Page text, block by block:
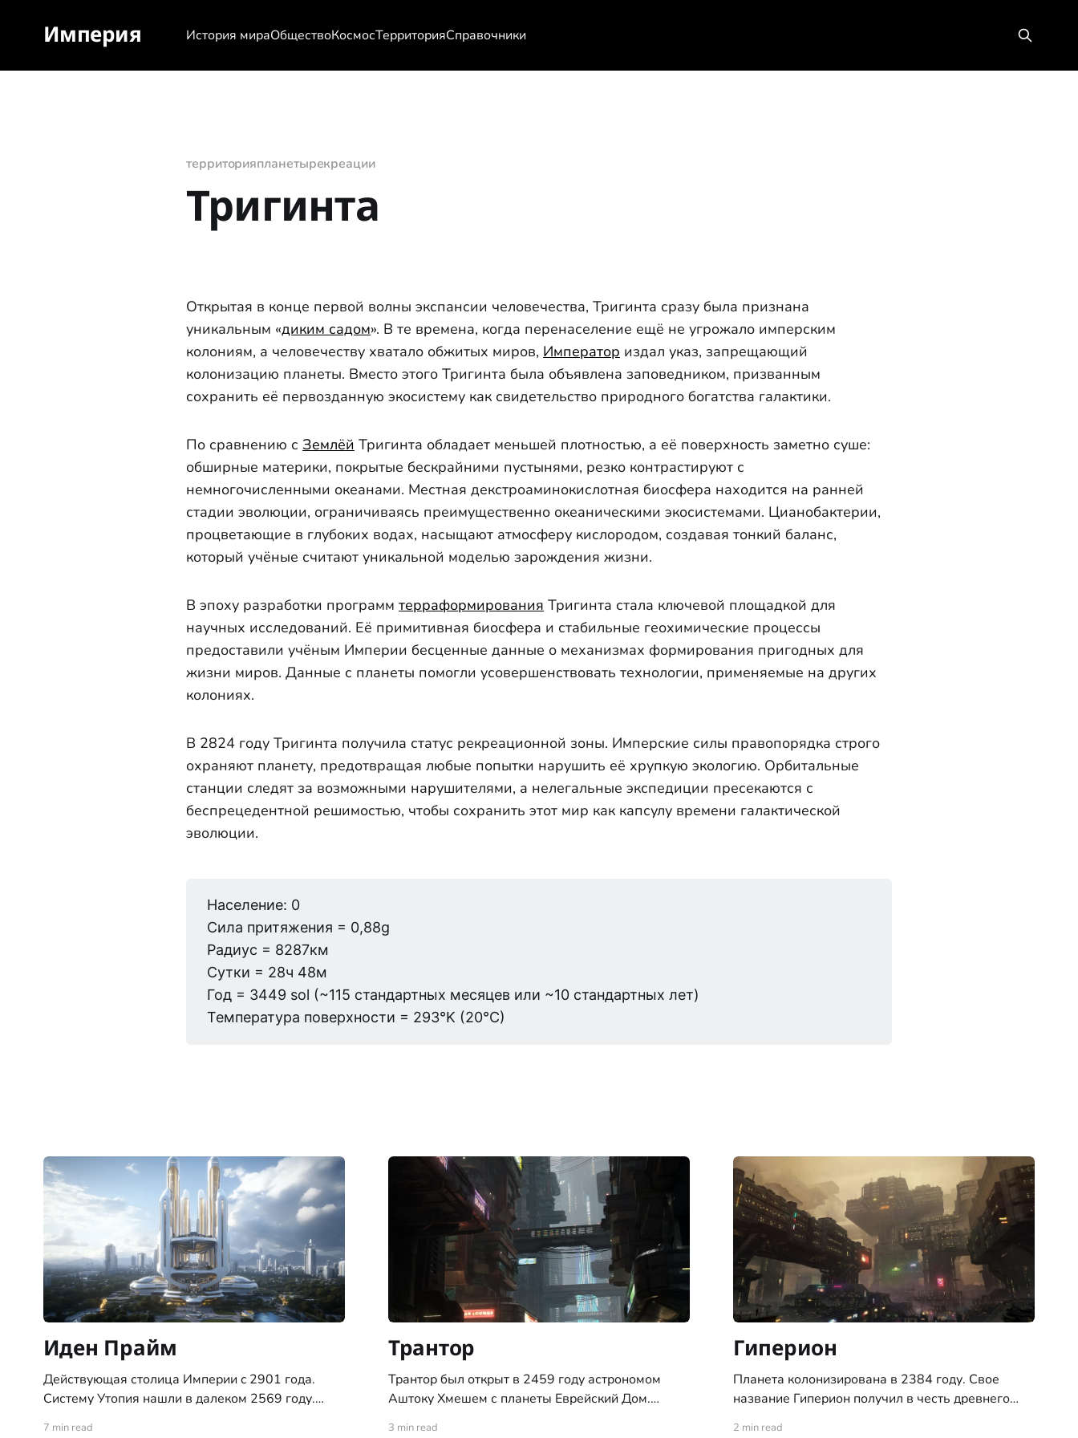
Империя История мираОбществоКосмосТерриторияСправочники
территорияпланетырекреации
Тригинта
Открытая в конце первой волны экспансии человечества, Тригинта сразу была признана
уникальным «диким садом». В те времена, когда перенаселение ещё не угрожало имперским
колониям, а человечеству хватало обжитых миров, Император издал указ, запрещающий
колонизацию планеты. Вместо этого Тригинта была объявлена заповедником, призванным
сохранить её первозданную экосистему как свидетельство природного богатства галактики.
По сравнению с Землёй Тригинта обладает меньшей плотностью, а её поверхность заметно суше:
обширные материки, покрытые бескрайними пустынями, резко контрастируют с
немногочисленными океанами. Местная декстроаминокислотная биосфера находится на ранней
стадии эволюции, ограничиваясь преимущественно океаническими экосистемами. Цианобактерии,
процветающие в глубоких водах, насыщают атмосферу кислородом, создавая тонкий баланс,
который учёные считают уникальной моделью зарождения жизни.
В эпоху разработки программ терраформирования Тригинта стала ключевой площадкой для
научных исследований. Её примитивная биосфера и стабильные геохимические процессы
предоставили учёным Империи бесценные данные о механизмах формирования пригодных для
жизни миров. Данные с планеты помогли усовершенствовать технологии, применяемые на других
колониях.
В 2824 году Тригинта получила статус рекреационной зоны. Имперские силы правопорядка строго
охраняют планету, предотвращая любые попытки нарушить её хрупкую экологию. Орбитальные
станции следят за возможными нарушителями, а нелегальные экспедиции пресекаются с
беспрецедентной решимостью, чтобы сохранить этот мир как капсулу времени галактической
эволюции.
Население: 0
Сила притяжения = 0,88g
Радиус = 8287км
Сутки = 28ч 48м
Год = 3449 sol (~115 стандартных месяцев или ~10 стандартных лет)
Температура поверхности = 293°K (20°C)
Иден Прайм
Действующая столица Империи c 2901 года.
Систему Утопия нашли в далеком 2569 году.
7 min read
Трантор
Трантор был открыт в 2459 году астрономом
Аштоку Хмешем с планеты Еврейский Дом.
3 min read
Гиперион
Планета колонизирована в 2384 году. Свое
название Гиперион получил в честь древнего
2 min read